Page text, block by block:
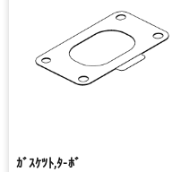
ｶﾞｽｹﾂﾄ,ﾀ-ﾎﾞ